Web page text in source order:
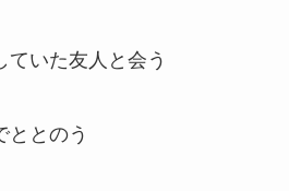
ていた友人と会う
ととのう